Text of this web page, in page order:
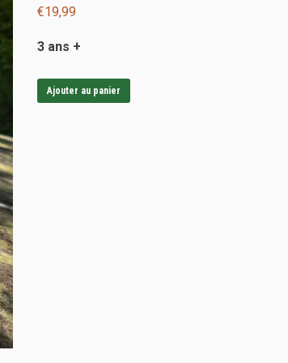
€19,99
3 ans +
Ajouter au panier